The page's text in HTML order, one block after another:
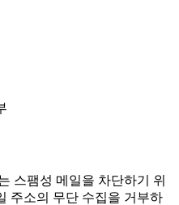
스팸성 메일을 차단하기 위
주소의 무단 수집을 거부하